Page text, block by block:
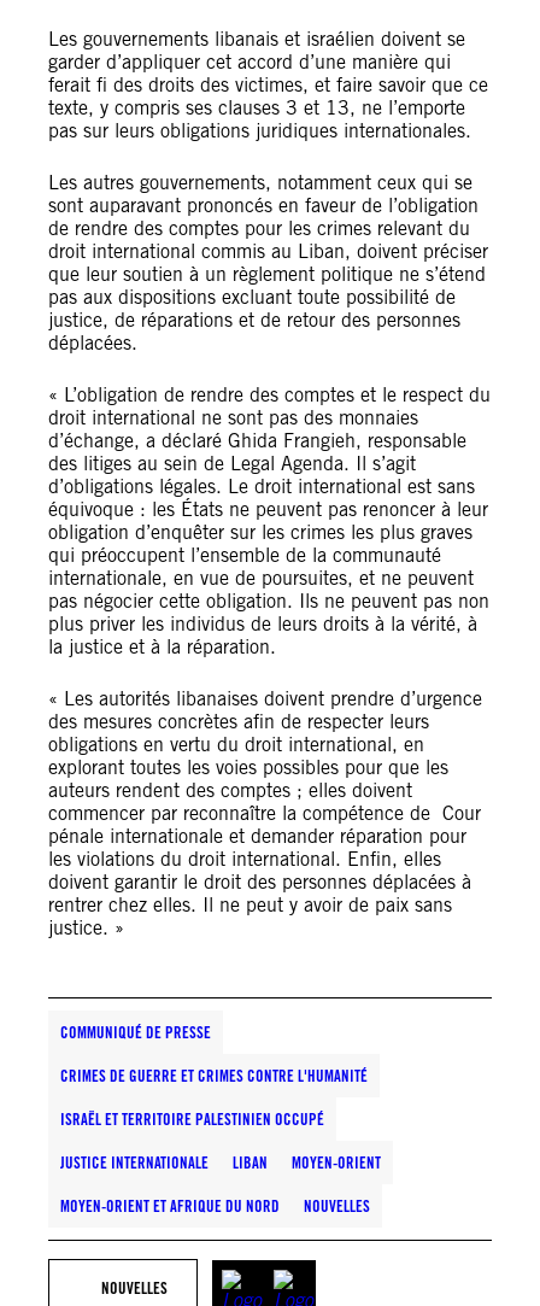
Les gouvernements libanais et israélien doivent se
garder d’appliquer cet accord d’une manière qui
ferait fi des droits des victimes, et faire savoir que ce
texte, y compris ses clauses 3 et 13, ne l’emporte
pas sur leurs obligations juridiques internationales.
Les autres gouvernements, notamment ceux qui se
sont auparavant prononcés en faveur de l’obligation
de rendre des comptes pour les crimes relevant du
droit international commis au Liban, doivent préciser
que leur soutien à un règlement politique ne s’étend
pas aux dispositions excluant toute possibilité de
justice, de réparations et de retour des personnes
déplacées.
« L’obligation de rendre des comptes et le respect du
droit international ne sont pas des monnaies
d’échange, a déclaré Ghida Frangieh, responsable
des litiges au sein de Legal Agenda. Il s’agit
d’obligations légales. Le droit international est sans
équivoque : les États ne peuvent pas renoncer à leur
obligation d’enquêter sur les crimes les plus graves
qui préoccupent l’ensemble de la communauté
internationale, en vue de poursuites, et ne peuvent
pas négocier cette obligation. Ils ne peuvent pas non
plus priver les individus de leurs droits à la vérité, à
la justice et à la réparation.
« Les autorités libanaises doivent prendre d’urgence
des mesures concrètes afin de respecter leurs
obligations en vertu du droit international, en
explorant toutes les voies possibles pour que les
auteurs rendent des comptes ; elles doivent
commencer par reconnaître la compétence de Cour
pénale internationale et demander réparation pour
les violations du droit international. Enfin, elles
doivent garantir le droit des personnes déplacées à
rentrer chez elles. Il ne peut y avoir de paix sans
justice. »
COMMUNIQUÉ DE PRESSE
CRIMES DE GUERRE ET CRIMES CONTRE L'HUMANITÉ
ISRAËL ET TERRITOIRE PALESTINIEN OCCUPÉ
JUSTICE INTERNATIONALE LIBAN MOYEN-ORIENT
MOYEN-ORIENT ET AFRIQUE DU NORD NOUVELLES
NOUVELLES